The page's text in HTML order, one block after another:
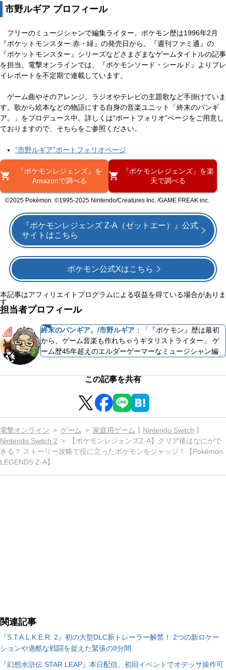
市野ルギア プロフィール
フリーのミュージシャンで編集ライター。ポケモン歴は1996年2月
『ポケットモンスター 赤・緑』の発売日から。『週刊ファミ通』の
『ポケットモンスター』シリーズなどさまざまなゲームタイトルの記事
を担当。電撃オンラインでは、『ポケモンソード・シールド』よりプレ
イレポートを不定期で連載しています。
ゲーム曲やそのアレンジ、ラジオやテレビの主題歌など手掛けていま
す。歌から絵本などの物語にする自身の音楽ユニット「終末のバンギ
ア。」をプロデュース中。詳しくは“ポートフォリオ”ページをご用意し
ておりますので、そちらをご参照ください。
“市野ルギア”ポートフォリオページ
『ポケモンレジェンズ』を
Amazonで調べる
『ポケモンレジェンズ』を楽
天で調べる
©2025 Pokémon. ©1995-2025 Nintendo/Creatures Inc. /GAME FREAK inc.
『ポケモンレジェンズ Z-A（ゼットエー）』公式
サイトはこちら
ポケモン公式Xはこちら
本記事はアフィリエイトプログラムによる収益を得ている場合がありま
す
担当者プロフィール
終末のバンギア。/市野ルギア ：
「『ポケモン』歴は最初
から、ゲーム音楽も作れちゃうギタリストライター」 ゲ
ーム歴45年超えのエルダーゲーマーなミュージシャン編集
記事や企画を担当。ニコ生公式生放送ゲーム番組の企画と
MCを2年務め、FMラジオ番組のパーソナリティーなどの
経験も持つ。またミュージシャンとしての経歴も長く、ゲ
ベーダーゲーム』が初ゲーム。『FFXI』の有名プレイヤ
ーとして名を馳せ、週刊ファミ通でゲームライターデビュ
ー。攻略班に所属し数々のタイトルを担当。『ポケモン
ファイアレッド・リーフグリーン』が初仕事。初オンライ
ンゲームは『ウルティマオンライン』で、廃プレイを経
この記事を共有
電撃オンライン ゲーム 家庭用ゲーム
Nintendo Switch
Nintendo Switch 2
【ポケモンレジェンズZ-A】クリア後はなにがで
きる？ ストーリー攻略で役に立ったポケモンをジャッジ！【Pokémon
LEGENDS Z-A】
関連記事
『S.T.A.L.K.E.R. 2』初の大型DLC新トレーラー解禁！ 2つの新ロケー
ションや過酷な戦闘を捉えた緊張の8分間
『幻想水滸伝 STAR LEAP』本日配信。初回イベントでオデッサ操作可